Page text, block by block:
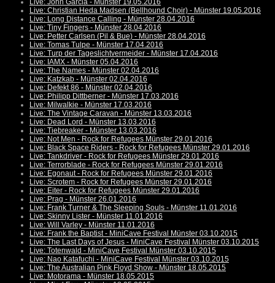
Live: John Garcia - Münster 19.05.2016
Live: Christian Heda Madsen (Bellhound Choir) - Münster 19.05.2016
Live: Long Distance Calling - Münster 28.04.2016
Live: Tiny Fingers - Münster 28.04.2016
Live: Petter Carlsen (Pil & Bue) - Münster 28.04.2016
Live: Tomas Tulpe - Münster 17.04.2016
Live: Turp der Tageslichtvermeider - Münster 17.04.2016
Live: IAMX - Münster 05.04.2016
Live: The Names - Münster 02.04.2016
Live: Katzkab - Münster 02.04.2016
Live: Defekt 86 - Münster 02.04.2016
Live: Philipp Dittberner - Münster 17.03.2016
Live: Milwalkie - Münster 17.03.2016
Live: The Vintage Caravan - Münster 13.03.2016
Live: Dead Lord - Münster 13.03.2016
Live: Tiebreaker - Münster 13.03.2016
Live: Not Men - Rock for Refugees Münster 29.01.2016
Live: Black Space Riders - Rock for Refugees Münster 29.01.2016
Live: Tankdriver - Rock for Refugees Münster 29.01.2016
Live: Terrorblade - Rock for Refugees Münster 29.01.2016
Live: Egonaut - Rock for Refugees Münster 29.01.2016
Live: Scrotem - Rock for Refugees Münster 29.01.2016
Live: Eiter - Rock for Refugees Münster 29.01.2016
Live: Prag - Münster 26.01.2016
Live: Frank Turner & The Sleeping Souls - Münster 11.01.2016
Live: Skinny Lister - Münster 11.01.2016
Live: Will Varley - Münster 11.01.2016
Live: Frank the Baptist - MiniCave Festival Münster 03.10.2015
Live: The Last Days of Jesus - MiniCave Festival Münster 03.10.2015
Live: Totenwald - MiniCave Festival Münster 03.10.2015
Live: Nao Katafuchi - MiniCave Festival Münster 03.10.2015
Live: The Australian Pink Floyd Show - Münster 18.05.2015
Live: Motorama - Münster 18.05.2015